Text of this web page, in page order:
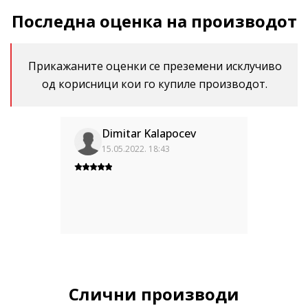
Последна оценка на производот
Прикажаните оценки се преземени исклучиво
од корисници кои го купиле производот.
Dimitar Kalapocev
15.05.2022. 18:43
Слични производи